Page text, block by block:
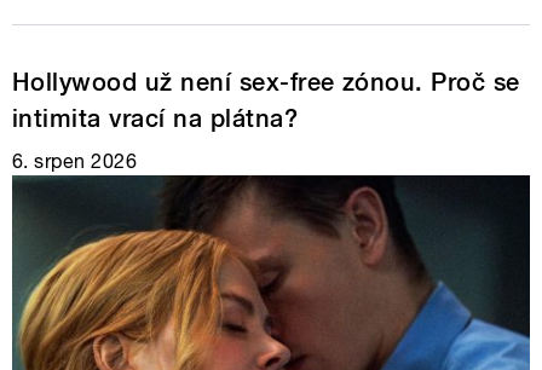
Hollywood už není sex-free zónou. Proč se
intimita vrací na plátna?
6. srpen 2026